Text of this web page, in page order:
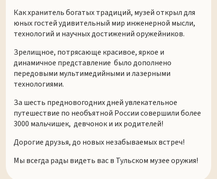
Как хранитель богатых традиций, музей открыл для
юных гостей удивительный мир инженерной мысли,
технологий и научных достижений оружейников.
Зрелищное, потрясающе красивое, яркое и
динамичное представление было дополнено
передовыми мультимедийными и лазерными
технологиями.
За шесть предновогодних дней увлекательное
путешествие по необъятной России совершили более
3000 мальчишек, девчонок и их родителей!
Дорогие друзья, до новых незабываемых встреч!
Мы всегда рады видеть вас в Тульском музее оружия!